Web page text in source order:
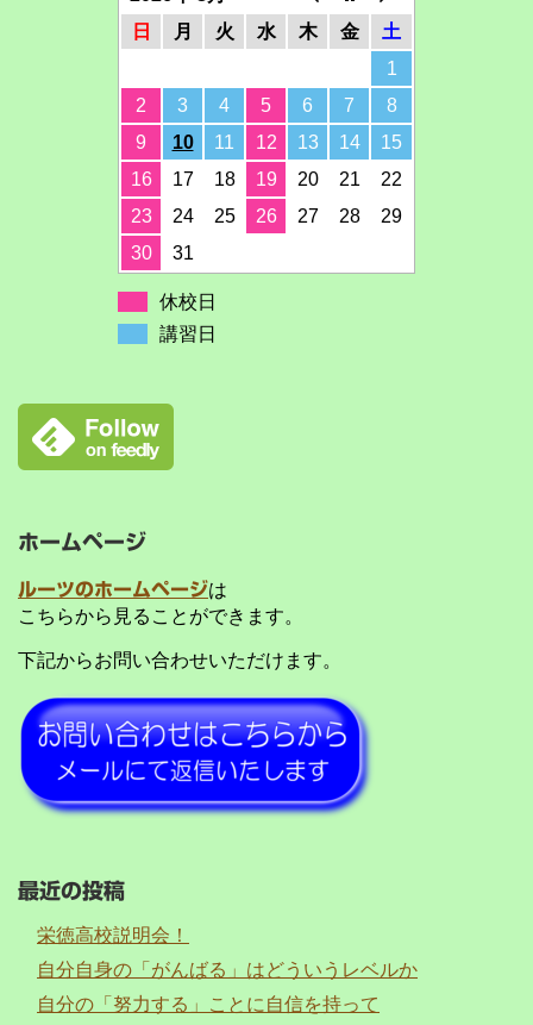
日
月 火 水 木 金
土
1
2
3 4 5 6 7
8
9
10 11 12 13 14
15
16
17 18 19 20 21
22
23
24 25 26 27 28
29
30
31
休校日
講習日
ホームページ
ルーツのホームページは
こちらから見ることができます。
下記からお問い合わせいただけます。
最近の投稿
栄徳高校説明会！
自分自身の「がんばる」はどういうレベルか
自分の「努力する」ことに自信を持って